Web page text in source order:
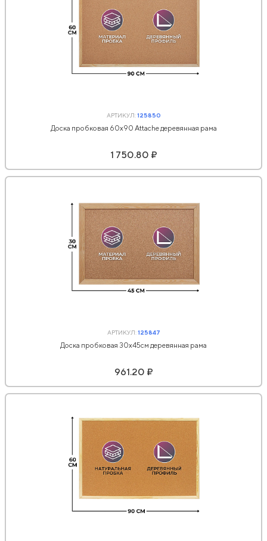
АРТИКУЛ:125850
Доска пробковая 60х90 Attache деревянная рама
1 750.80 ₽
АРТИКУЛ:125847
Доска пробковая 30х45см деревянная рама
961.20 ₽